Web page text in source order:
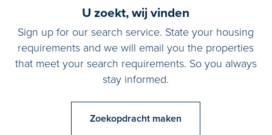
U zoekt, wij vinden
Sign up for our search service. State your housing
requirements and we will email you the properties
that meet your search requirements. So you always
stay informed.
Zoekopdracht maken